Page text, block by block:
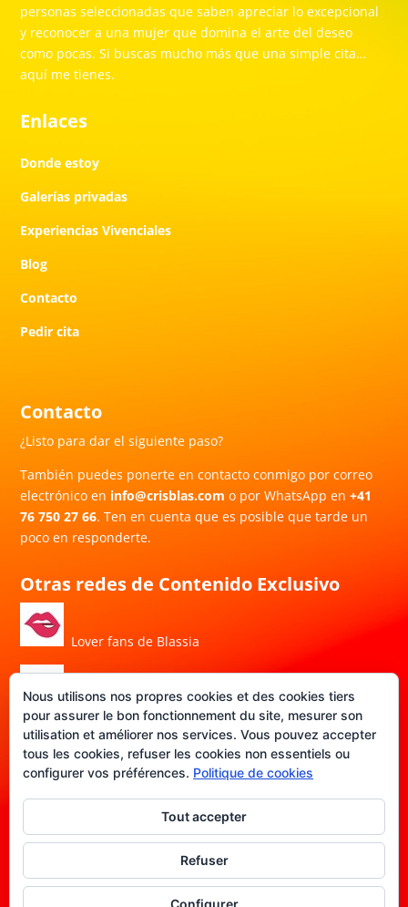
personas seleccionadas que saben apreciar lo excepcional
y reconocer a una mujer que domina el arte del deseo
como pocas. Si buscas mucho más que una simple cita…
aquí me tienes.
Enlaces
Donde estoy
Galerías privadas
Experiencias Vivenciales
Blog
Contacto
Pedir cita
Contacto
¿Listo para dar el siguiente paso?
También puedes ponerte en contacto conmigo por correo
electrónico en info@crisblas.com o por WhatsApp en+41
76 750 27 66. Ten en cuenta que es posible que tarde un
poco en responderte.
Otras redes de Contenido Exclusivo
Lover fans de Blassia
Porn Hub de Blassia
DATE-FANS de Blassia
Política de privacidad|Aviso legal|Política de cookies|
Terminos y condiciones
Nous utilisons nos propres cookies et des cookies tiers
pour assurer le bon fonctionnement du site, mesurer son
utilisation et améliorer nos services. Vous pouvez accepter
tous les cookies, refuser les cookies non essentiels ou
configurer vos préférences. Politique de cookies
Tout accepter
Refuser
Configurer